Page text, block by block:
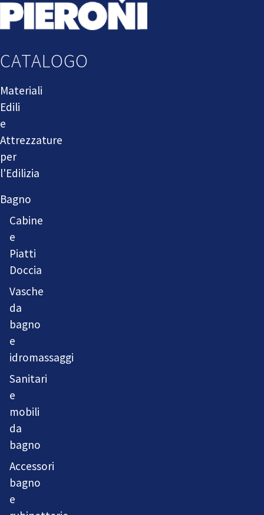
CATALOGO
Materiali
Edili
e
Attrezzature
per
l'Edilizia
Bagno
Cabine
e
Piatti
Doccia
Vasche
da
bagno
e
idromassaggi
Sanitari
e
mobili
da
bagno
Accessori
bagno
e